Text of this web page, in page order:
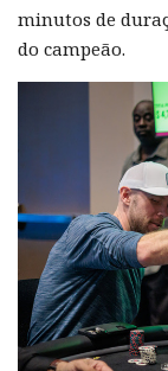
minutos de
do campeão.